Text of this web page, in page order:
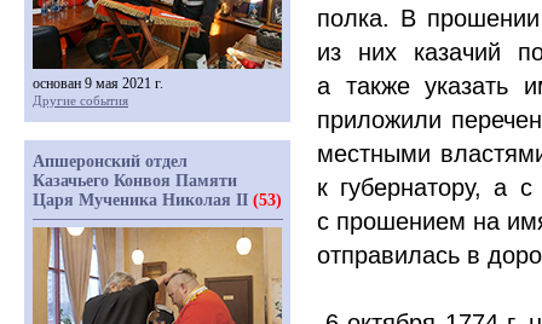
полка. В
из них казачий
а также указать
приложили
местными
к губернатору, а
с прошением на
отправилась в
основан 9 мая 2021 г.
Другие события
Апшеронский отдел
Казачьего Конвоя Памяти
Царя Мученика Николая II (53)